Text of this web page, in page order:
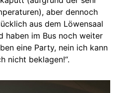
aber dennoch
aus dem Löwensaal
haben im Bus noch weiter
eine Party, nein ich kann
nicht beklagen!“.